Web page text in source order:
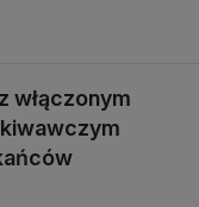
włączonym